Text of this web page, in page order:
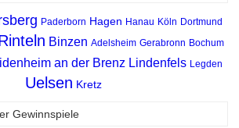
Paderborn Hagen Hanau Köln Dortmund
Binzen Adelsheim Gerabronn Bochum
an der Brenz Lindenfels Legden
Uelsen Kretz
Gewinnspiele